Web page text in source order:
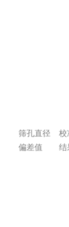
筛孔直径
偏差值
校
结